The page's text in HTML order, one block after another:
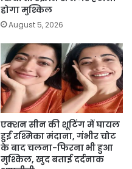
होगा मुश्किल
August 5, 2026
एक्शन सीन की शूटिंग में घायल
हुईं रश्मिका मंदाना, गंभीर चोट
के बाद चलना-फिरना भी हुआ
मुश्किल, खुद बताई दर्दनाक